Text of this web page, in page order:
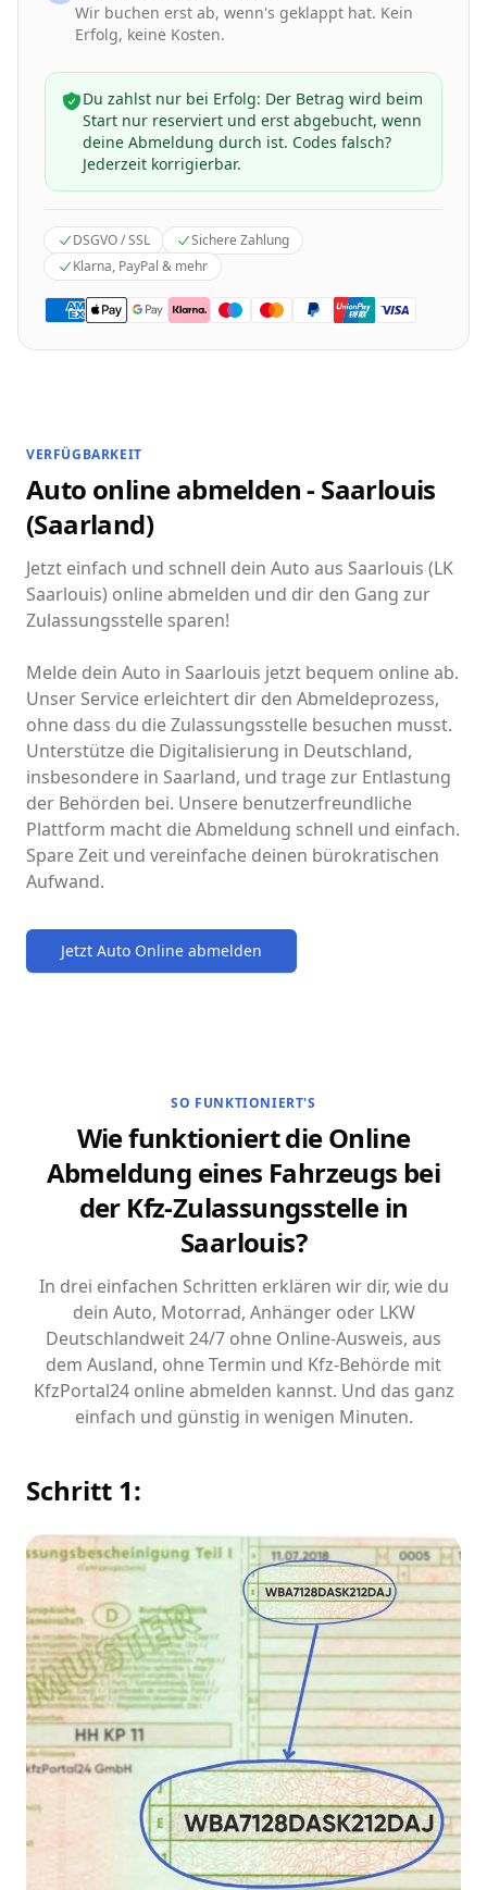
Wir buchen erst ab, wenn's geklappt hat. Kein
Erfolg, keine Kosten.
Du zahlst nur bei Erfolg: Der Betrag wird beim
Start nur reserviert und erst abgebucht, wenn
deine Abmeldung durch ist. Codes falsch?
Jederzeit korrigierbar.
DSGVO / SSL
Sichere Zahlung
Klarna, PayPal & mehr
VERFÜGBARKEIT
Auto online abmelden - Saarlouis
(Saarland)
Jetzt einfach und schnell dein Auto aus Saarlouis (LK
Saarlouis) online abmelden und dir den Gang zur
Zulassungsstelle sparen!
Melde dein Auto in Saarlouis jetzt bequem online ab.
Unser Service erleichtert dir den Abmeldeprozess,
ohne dass du die Zulassungsstelle besuchen musst.
Unterstütze die Digitalisierung in Deutschland,
insbesondere in Saarland, und trage zur Entlastung
der Behörden bei. Unsere benutzerfreundliche
Plattform macht die Abmeldung schnell und einfach.
Spare Zeit und vereinfache deinen bürokratischen
Aufwand.
Jetzt Auto Online abmelden
SO FUNKTIONIERT'S
Wie funktioniert die Online
Abmeldung eines Fahrzeugs bei
der Kfz-Zulassungsstelle in
Saarlouis?
In drei einfachen Schritten erklären wir dir, wie du
dein Auto, Motorrad, Anhänger oder LKW
Deutschlandweit 24/7 ohne Online-Ausweis, aus
dem Ausland, ohne Termin und Kfz-Behörde mit
KfzPortal24 online abmelden kannst. Und das ganz
einfach und günstig in wenigen Minuten.
Schritt 1: